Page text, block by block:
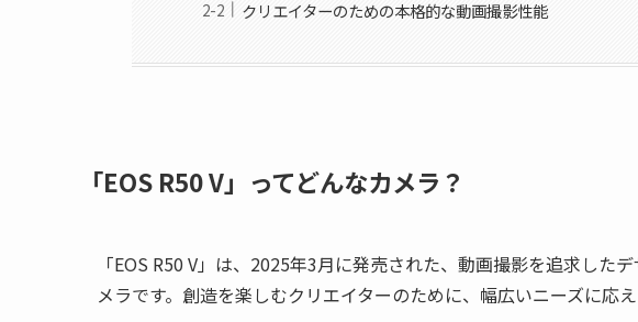
クリエイターのための本格的な動画撮影性能
「EOS R50 V」ってどんなカメラ？
「EOS R50 V」は、2025年3月に発売された、動画撮影を追求した
メラです。創造を楽しむクリエイターのために、幅広いニーズに応